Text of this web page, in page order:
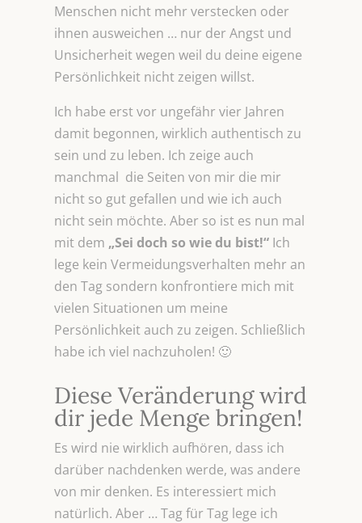
Menschen nicht mehr verstecken oder
ihnen ausweichen … nur der Angst und
Unsicherheit wegen weil du deine eigene
Persönlichkeit nicht zeigen willst.
Ich habe erst vor ungefähr vier Jahren
damit begonnen, wirklich authentisch zu
sein und zu leben. Ich zeige auch
manchmal die Seiten von mir die mir
nicht so gut gefallen und wie ich auch
nicht sein möchte. Aber so ist es nun mal
mit dem „Sei doch so wie du bist!“ Ich
lege kein Vermeidungsverhalten mehr an
den Tag sondern konfrontiere mich mit
vielen Situationen um meine
Persönlichkeit auch zu zeigen. Schließlich
habe ich viel nachzuholen! 🙂
Diese Veränderung wird
dir jede Menge bringen!
Es wird nie wirklich aufhören, dass ich
darüber nachdenken werde, was andere
von mir denken. Es interessiert mich
natürlich. Aber … Tag für Tag lege ich